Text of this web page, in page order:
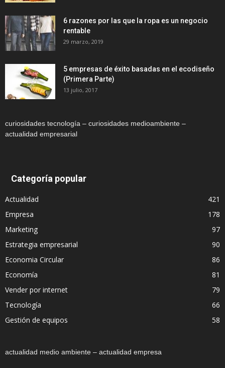
6 razones por las que la ropa es un negocio
rentable
29 marzo, 2019
5 empresas de éxito basadas en el ecodiseño
(Primera Parte)
13 julio, 2017
curiosidades tecnología – curiosidades medioambiente –
actualidad empresarial
Categoría popular
Actualidad
421
Empresa
178
Marketing
97
Estrategia empresarial
90
Economia Circular
86
Economía
81
Vender por internet
79
Tecnología
66
Gestión de equipos
58
actualidad medio ambiente – actualidad empresa